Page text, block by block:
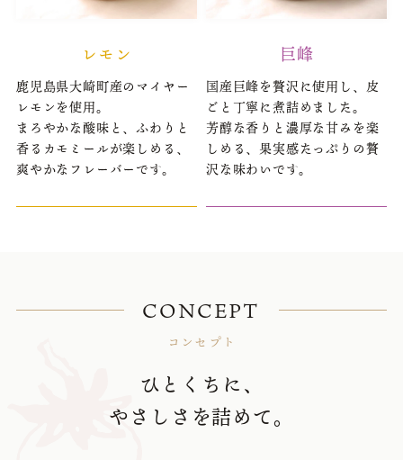
レモン
鹿児島県大崎町産のマイヤー
レモンを使用。
まろやかな酸味と、ふわりと
香るカモミールが楽しめる、
爽やかなフレーバーです。
巨峰
国産巨峰を贅沢に使用し、皮
ごと丁寧に煮詰めました。
芳醇な香りと濃厚な甘みを楽
しめる、果実感たっぷりの贅
沢な味わいです。
CONCEPT
コンセプト
ひとくちに、
やさしさを詰めて。